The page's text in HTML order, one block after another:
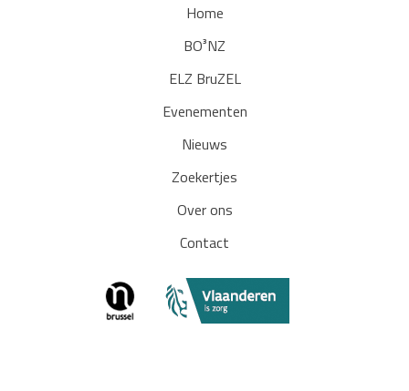
Home
BO³NZ
ELZ BruZEL
Evenementen
Nieuws
Zoekertjes
Over ons
Contact